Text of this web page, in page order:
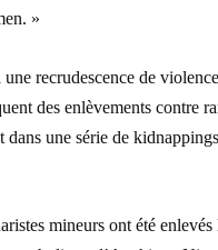
»
recrudescence de
des enlèvements contre
dans une série de
mineurs ont été